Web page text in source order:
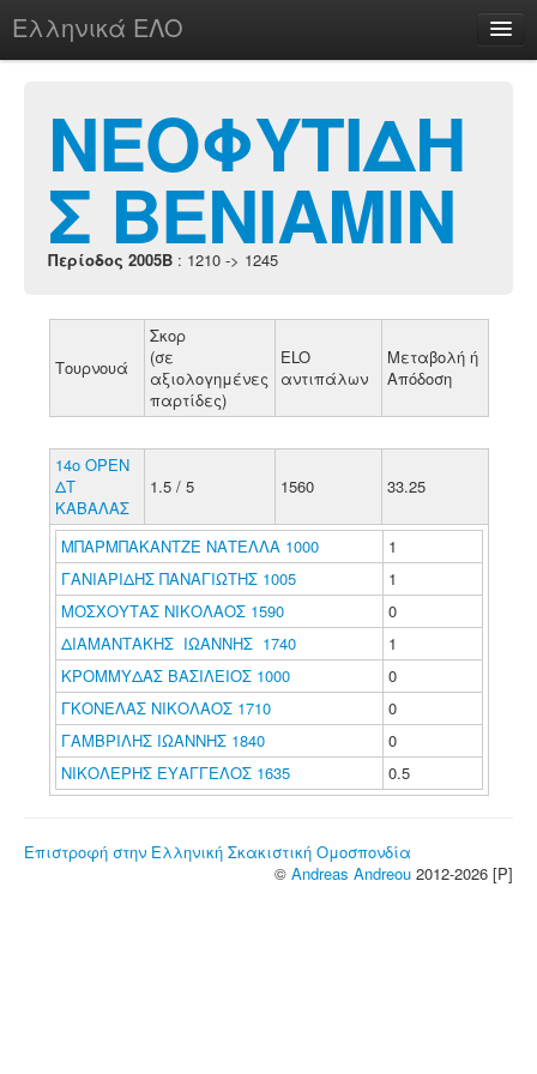
Ελληνικά ΕΛΟ
chesstu.be @ discord
Login
ΝΕΟΦΥΤΙΔΗ
Σ ΒΕΝΙΑΜΙΝ
Περίοδος 2005B : 1210 -> 1245
Τουρνουά
Σκορ
(σε
αξιολογημένες
παρτίδες)
ELO
αντιπάλων
Μεταβολή ή
Απόδοση
14ο ΟΡΕΝ
ΔΤ
ΚΑΒΑΛΑΣ
1.5 / 5 1560 33.25
ΜΠΑΡΜΠΑΚΑΝΤΖΕ ΝΑΤΕΛΛΑ 1000
1
ΓΑΝΙΑΡΙΔΗΣ ΠΑΝΑΓΙΩΤΗΣ 1005
1
ΜΟΣΧΟΥΤΑΣ ΝΙΚΟΛΑΟΣ 1590
0
ΔΙΑΜΑΝΤΑΚΗΣ ΙΩΑΝΝΗΣ 1740
1
ΚΡΟΜΜΥΔΑΣ ΒΑΣΙΛΕΙΟΣ 1000
0
ΓΚΟΝΕΛΑΣ ΝΙΚΟΛΑΟΣ 1710
0
ΓΑΜΒΡΙΛΗΣ ΙΩΑΝΝΗΣ 1840
0
ΝΙΚΟΛΕΡΗΣ ΕΥΑΓΓΕΛΟΣ 1635
0.5
Επιστροφή στην Ελληνική Σκακιστική Ομοσπονδία
© Andreas Andreou 2012-2026 [P]